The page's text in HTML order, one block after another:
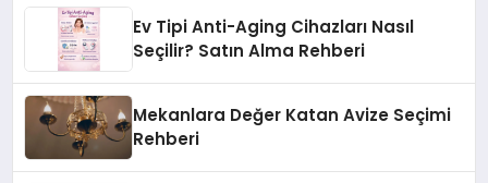
Ev Tipi Anti-Aging Cihazları Nasıl
Seçilir? Satın Alma Rehberi
Mekanlara Değer Katan Avize Seçimi
Rehberi